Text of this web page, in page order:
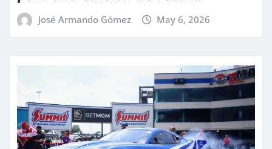
José Armando Gómez May 6, 2026